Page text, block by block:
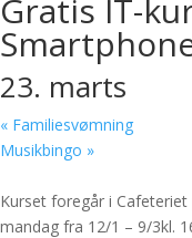
Gratis IT-
23. marts
« Familiesvømning
Musikbingo »
Kurset foregår i
mandag fra 12/1 – 9/3kl.